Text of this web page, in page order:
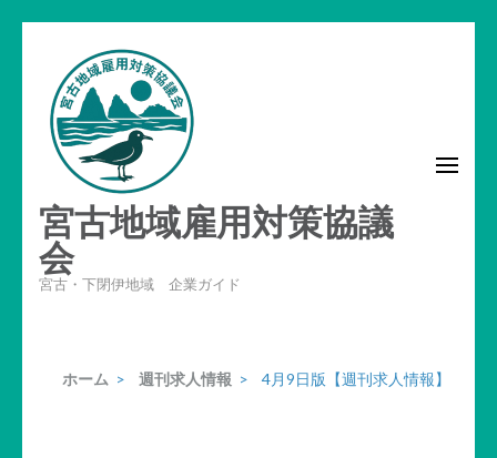
ス
ッ
宮古地域雇用対策協議
会
宮古・下閉伊地域 企業ガイド
ホーム > 週刊求人情報 > 4月9日版【週刊求人情報】